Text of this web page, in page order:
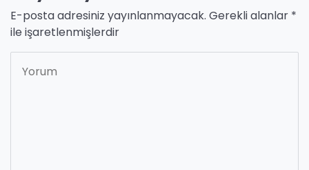
E-posta adresiniz yayınlanmayacak. Gerekli alanlar *
ile işaretlenmişlerdir